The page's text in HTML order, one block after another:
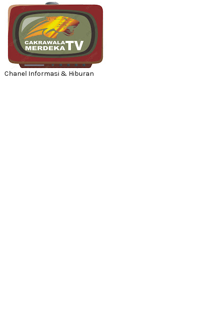
Chanel Informasi & Hiburan